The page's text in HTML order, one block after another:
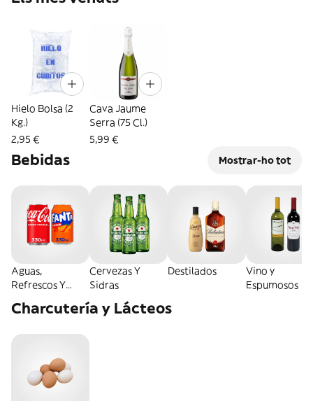
Hielo Bolsa (2
Kg.)
2,95 €
Cava Jaume
Serra (75 Cl.)
5,99 €
Bebidas Mostrar-ho tot
Aguas,
Refrescos Y
Cervezas Y
Sidras
Destilados
Vino y
Espumosos
Charcutería y Lácteos